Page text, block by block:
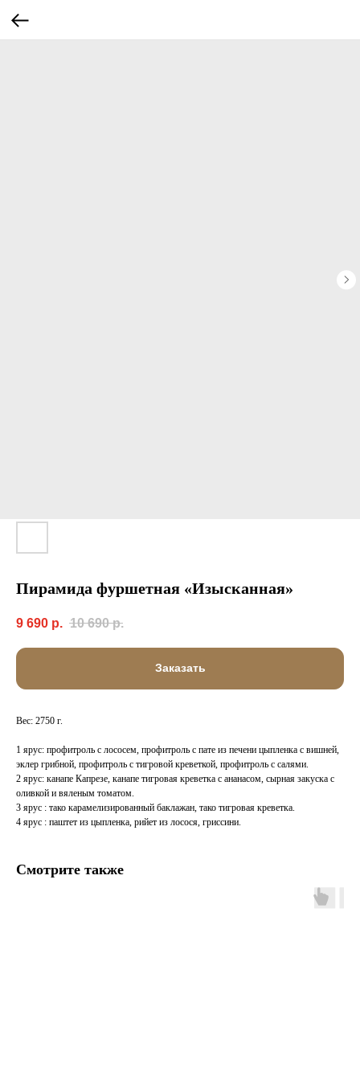
Пирамида фуршетная «Изысканная»
9 690 р. 10 690 р.
Заказать
Вес: 2750 г.
1 ярус: профитроль с лососем, профитроль с пате из печени цыпленка с вишней,
эклер грибной, профитроль с тигровой креветкой, профитроль с салями.
2 ярус: канапе Капрезе, канапе тигровая креветка с ананасом, сырная закуска с
оливкой и вяленым томатом.
3 ярус : тако карамелизированный баклажан, тако тигровая креветка.
4 ярус : паштет из цыпленка, рийет из лосося, гриссини.
Смотрите также